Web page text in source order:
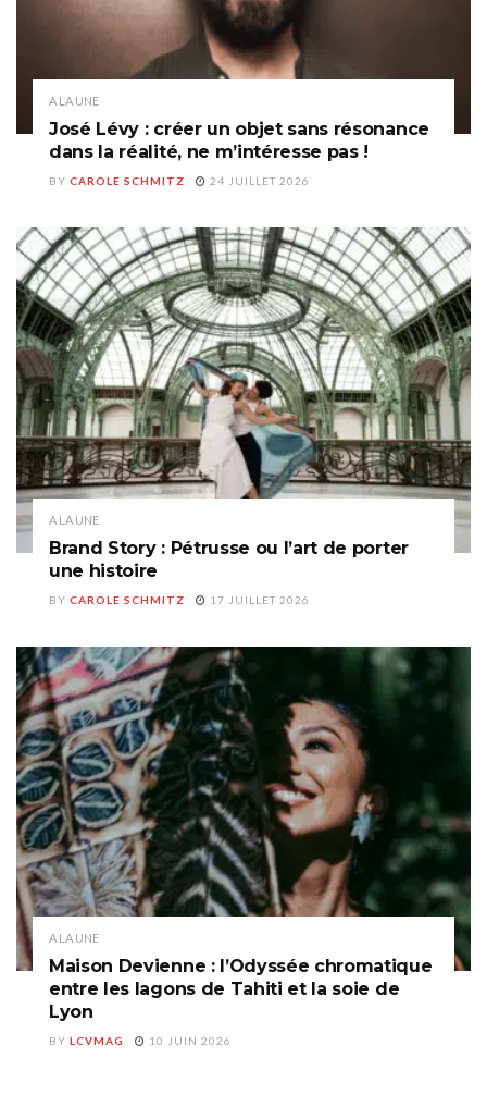
A LA UNE
José Lévy : créer un objet sans résonance
dans la réalité, ne m’intéresse pas !
BY CAROLE SCHMITZ 24 JUILLET 2026
A LA UNE
Brand Story : Pétrusse ou l’art de porter
une histoire
BY CAROLE SCHMITZ 17 JUILLET 2026
A LA UNE
Maison Devienne : l’Odyssée chromatique
entre les lagons de Tahiti et la soie de
Lyon
BY LCVMAG 10 JUIN 2026